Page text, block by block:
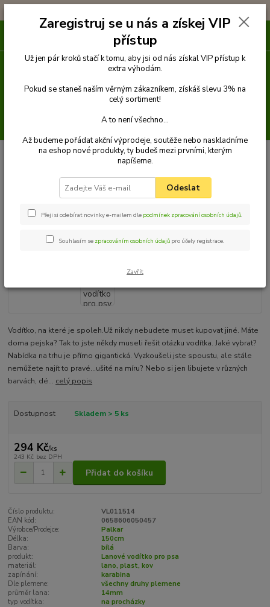
Venčení Vodítka Klasická vodítka lanová
Vodítko klasické 14
Palkar vodítko pro psy 150 cm x 14 mm černo-bílá
Palkar vodítko pro psy 150 cm x
14 mm černo-bílá
Vodítko, na které je spoleh.Už nikdy nebudete muset kupovat jiné. Máte
doma pejska? Tak to jste někdy museli řešit otázku vodítka. Jaké vybrat?
Nabídka na trhu je přímo gigantická. Vyzkoušeli jste spoustu, ale stále
nemůžete najít to pravé...ušité na míru? Nebo si jen libujete v různých
barvách, dé... celý popis
Dostupnost Skladem > 5 ks
294 Kč/ks
243 Kč bez DPH
Přidat do košíku
Číslo produktu:
VL011514
EAN kód:
0658606050457
Výrobce/Prodejce:
Palkar
Délka:
150cm
Barva:
bílá
produkt:
Lanové vodítko pro psa
materiál:
lano, plast, kov
zapínání:
karabina
Dle plemene:
všechny druhy plemene
průměr lana:
14mm
typ vodítka:
na procházky
Zaregistruj se u nás a získej VIP
přístup
Už jen pár kroků stačí k tomu, aby jsi od nás získal VIP přístup k
extra výhodám.
Pokud se staneš naším věrným zákazníkem, získáš slevu 3% na
celý sortiment!
A to není všechno...
Až budeme pořádat akční výprodeje, soutěže nebo naskladníme
na eshop nové produkty, ty budeš mezi prvními, kterým
napíšeme.
Odeslat
Přeji si odebírat novinky e-mailem dle podmínek zpracování osobních údajů.
Souhlasím se zpracováním osobních údajů pro účely registrace.
Zavřít